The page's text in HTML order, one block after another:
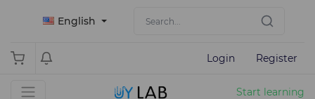
English
Login Register
Start learning